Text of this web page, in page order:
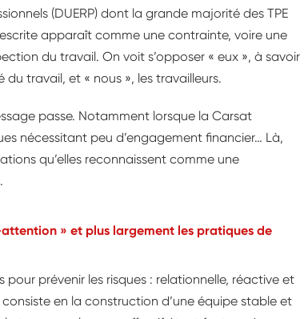
(DUERP) dont la grande majorité des TPE
apparaît comme une contrainte, voire une
du travail. On voit s’opposer « eux », à savoir
travail, et « nous », les travailleurs.
passe. Notamment lorsque la Carsat
nécessitant peu d’engagement financier… Là,
qu’elles reconnaissent comme une
» et plus largement les pratiques de
pour prévenir les risques : relationnelle, réactive et
en la construction d’une équipe stable et